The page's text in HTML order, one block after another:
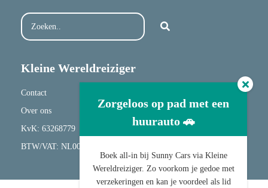
Kleine Wereldreiziger
Contact
Over ons
KvK: 63268779
BTW/VAT: NL001682417B20
Zorgeloos op pad met een
huurauto 🚗
Boek all-in bij Sunny Cars via Kleine
Wereldreiziger. Zo voorkom je gedoe met
verzekeringen en kan je voordeel als lid